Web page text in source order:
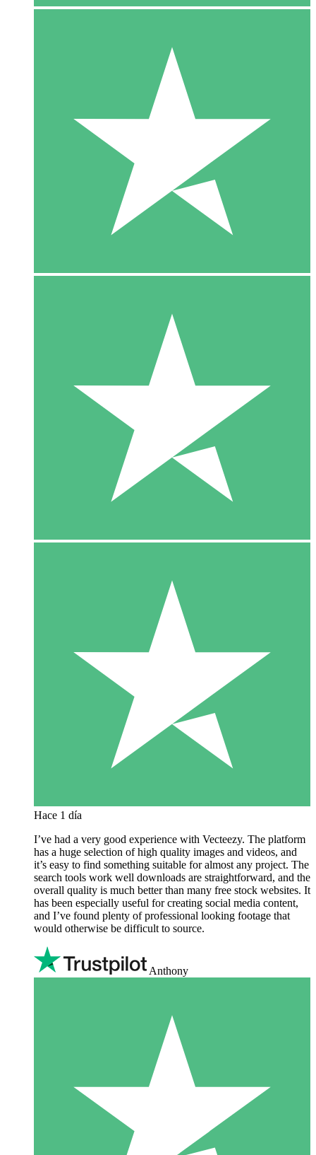
Hace 1 día
I’ve had a very good experience with Vecteezy. The platform
has a huge selection of high quality images and videos, and
it’s easy to find something suitable for almost any project. The
search tools work well downloads are straightforward, and the
overall quality is much better than many free stock websites. It
has been especially useful for creating social media content,
and I’ve found plenty of professional looking footage that
would otherwise be difficult to source.
Anthony